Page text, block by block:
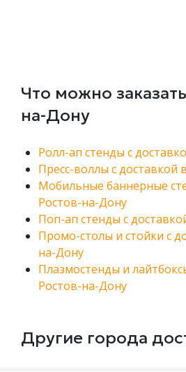
Что можно
на-Дону
Ролл-ап стенды с
Пресс-воллы с доставкой
Мобильные баннерные
Ростов-на-Дону
Поп-ап стенды с
Промо-столы и стойки с
на-Дону
Плазмостенды и
Ростов-на-Дону
Другие города